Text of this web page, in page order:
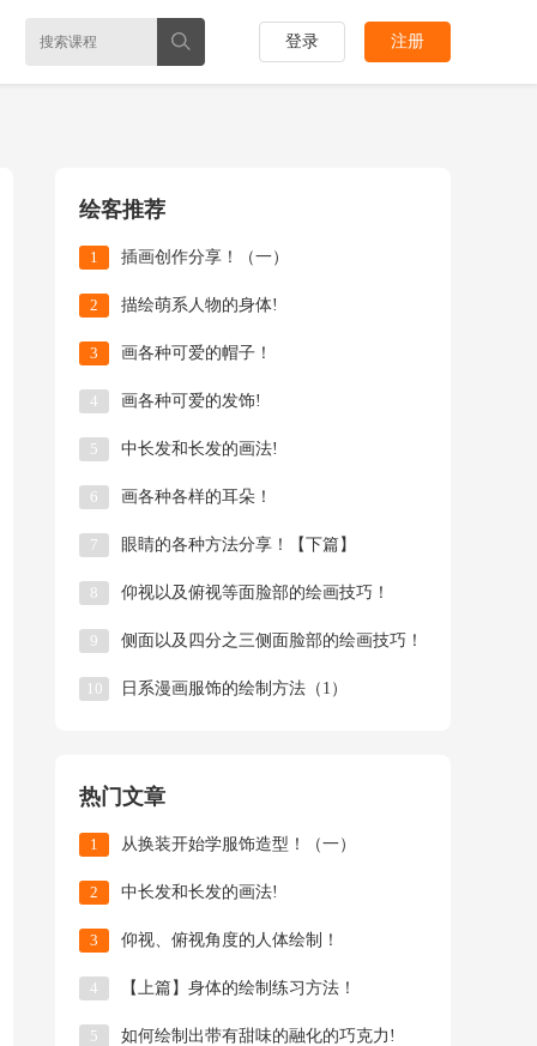
登录 注册
绘客推荐
1 插画创作分享！（一）
2 描绘萌系人物的身体!
3 画各种可爱的帽子！
4 画各种可爱的发饰!
5 中长发和长发的画法!
6 画各种各样的耳朵！
7 眼睛的各种方法分享！【下篇】
8 仰视以及俯视等面脸部的绘画技巧！
9 侧面以及四分之三侧面脸部的绘画技巧！
10 日系漫画服饰的绘制方法（1）
热门文章
1 从换装开始学服饰造型！（一）
2 中长发和长发的画法!
3 仰视、俯视角度的人体绘制！
4 【上篇】身体的绘制练习方法！
5 如何绘制出带有甜味的融化的巧克力!